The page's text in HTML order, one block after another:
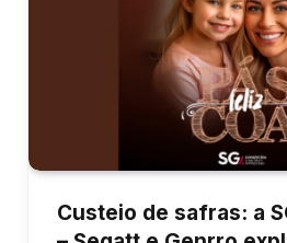
Custeio de safras: a